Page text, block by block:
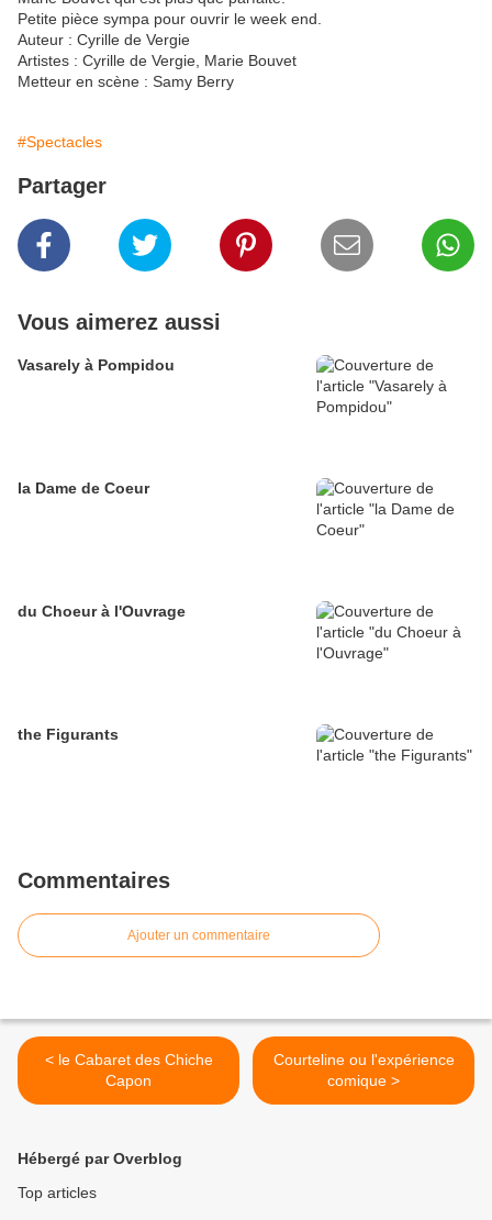
Petite pièce sympa pour ouvrir le week end.
Auteur : Cyrille de Vergie
Artistes : Cyrille de Vergie, Marie Bouvet
Metteur en scène : Samy Berry
#Spectacles
Partager
Vous aimerez aussi
Vasarely à Pompidou
la Dame de Coeur
du Choeur à l'Ouvrage
the Figurants
Commentaires
Ajouter un commentaire
< le Cabaret des Chiche
Capon
Courteline ou l'expérience
comique >
Hébergé par Overblog
Top articles